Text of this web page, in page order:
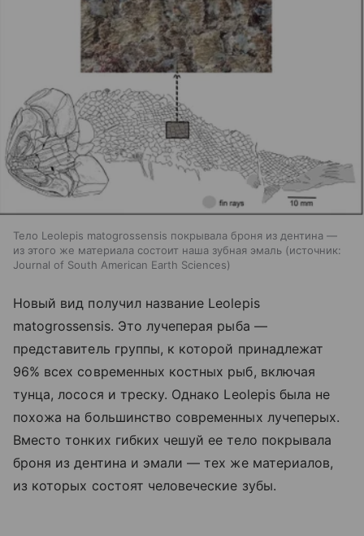
Тело Leolepis matogrossensis покрывала броня из дентина —
из этого же материала состоит наша зубная эмаль
источник:
Journal of South American Earth Sciences
Новый вид получил название Leolepis
matogrossensis. Это лучеперая рыба —
представитель группы, к которой принадлежат
96% всех современных костных рыб, включая
тунца, лосося и треску. Однако Leolepis была не
похожа на большинство современных лучеперых.
Вместо тонких гибких чешуй ее тело покрывала
броня из дентина и эмали — тех же материалов,
из которых состоят человеческие зубы.